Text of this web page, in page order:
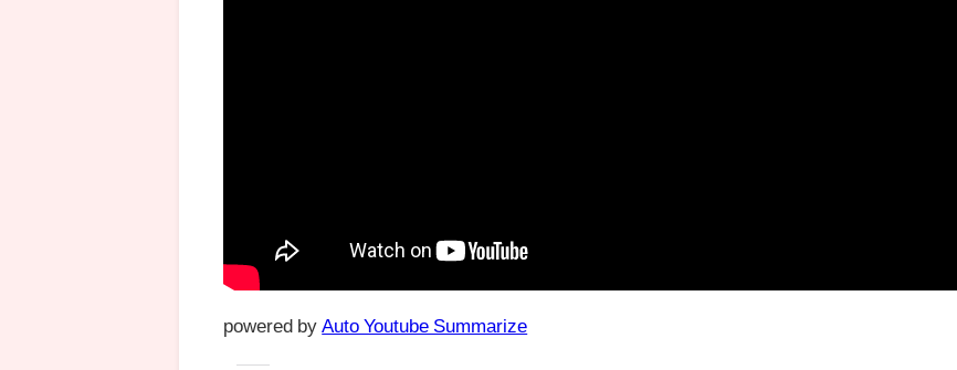
powered by Auto Youtube Summarize